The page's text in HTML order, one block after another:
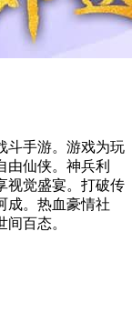
斗手游。游戏为玩
由仙侠。神兵利
视觉盛宴。打破传
成。热血豪情社
百态。